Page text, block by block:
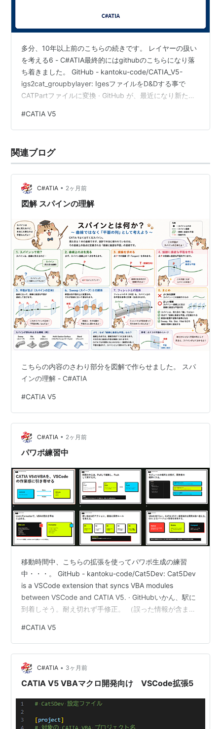
多分、10年以上前のこちらの続きです。 レイヤーの扱い
を考える6 - C#ATIA最終的にはgithubのこちらになり落
ち着きました。 GitHub - kantoku-code/CATIA_V5-
igs2cat_groupbylayer: IgesファイルをD&Dする事で
CATPartファイルに変換 · GitHub が、最近になり新たな
ト内の要素を レイヤー毎に形状セットに分けるものにし
ました。以前のロジックでは230MBぐらいのIgesが、
いで処理します。 '/_/_/_/_…
#CATIA V5
関連ブログ
C#ATIA • 2ヶ月前
図解 スパインの理解
こちらの内容のさわり部分を図解で作らせました。 スパ
インの理解 - C#ATIA
#CATIA V5
C#ATIA • 2ヶ月前
パワポ練習中
移動時間中、こちらの拡張を使ってパワポ生成の練習
中・・・。 GitHub - kantoku-code/Cat5Dev: Cat5Dev
is a VSCode extension that syncs VBA modules
between VSCode and CATIA V5. · GitHubいかん、駅に
到着しそう。耐え切れず手修正。 （誤った情報が含まれ
#CATIA V5
C#ATIA • 3ヶ月前
CATIA V5 VBAマクロ開発向け VSCode拡張5